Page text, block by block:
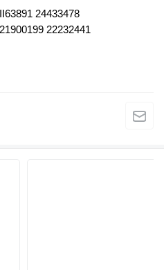
24433478
22232441